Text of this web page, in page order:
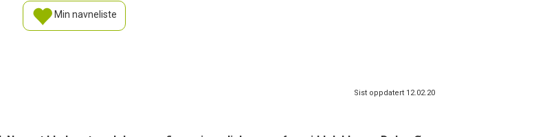
Min navneliste
Sist oppdatert 12.02.20